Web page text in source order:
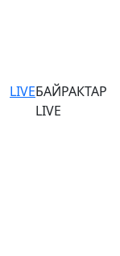
LIVEБАЙРАКТАР
LIVE